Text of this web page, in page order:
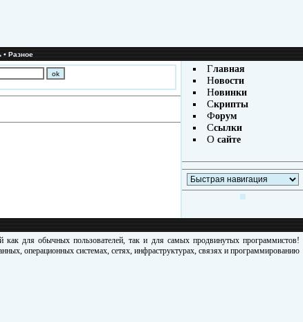
•Разное
Главная
Новости
Новинки
Скрипты
Форум
Ссылки
Осайте
для обычных пользователей, так и для самых продвинутых программистов!
операционных системах, сетях, инфраструктурах, связях и программированию